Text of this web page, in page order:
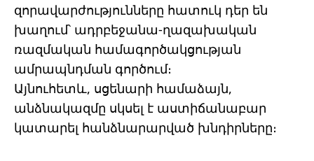
զորավարժությունները հատուկ դեր են
խաղում՝ ադրբեջանա-ղազախական
ռազմական համագործակցության
ամրապնդման գործում։
Այնուհետև, սցենարի համաձայն,
անձնակազմը սկսել է աստիճանաբար
կատարել հանձնարարված խնդիրները։